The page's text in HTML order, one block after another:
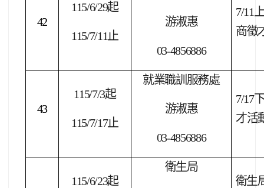
42
115/6/29起
115/7/11止
游淑惠
03-4856886
7/11
商徵
43
115/7/3起
115/7/17止
就業職訓服務處
游淑惠
03-4856886
7/17
才活
115/6/23起
衛生局
衛生